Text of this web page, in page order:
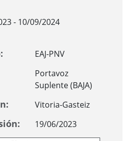
- 10/09/2024
EAJ-PNV
Portavoz
Suplente (BAJA)
Vitoria-Gasteiz
19/06/2023